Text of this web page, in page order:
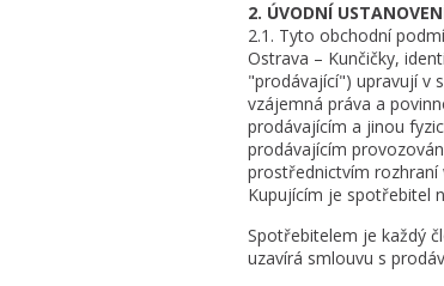
2. ÚVODNÍ
2.1. Tyto obchodní
Ostrava – Kunčičky,
"prodávající") upravují v
vzájemná práva a
prodávajícím a jinou
prodávajícím
prostřednictvím rozhraní
Kupujícím je spotřebitel
Spotřebitelem je každý
uzavírá smlouvu s